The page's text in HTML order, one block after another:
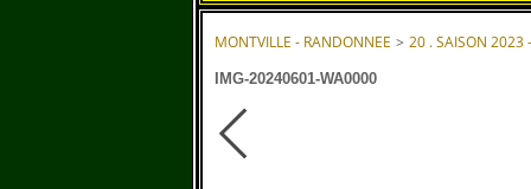
MONTVILLE - RANDONNEE > 20 . SAISON 2023
IMG-20240601-WA0000